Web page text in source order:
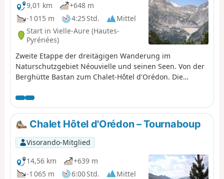
9,01 km
+648 m
-1 015 m
4:25 Std.
Mittel
Start in Vielle-Aure (Hautes-
Pyrénées)
Zweite Etappe der dreitägigen Wanderung im
Naturschutzgebiet Néouvielle und seinen Seen. Von der
Berghütte Bastan zum Chalet-Hôtel d'Orédon. Die
Sie betreten das Naturschutzgebiet Réserve Naturelle
Nationale du Néouvielle, das durch Vorschriften
geschützt ist. Bitte halten Sie sich daran (siehe
praktische Informationen).
Chalet Hôtel d'Orédon – Tournaboup
Visorando-Mitglied
14,56 km
+639 m
-1 065 m
6:00 Std.
Mittel